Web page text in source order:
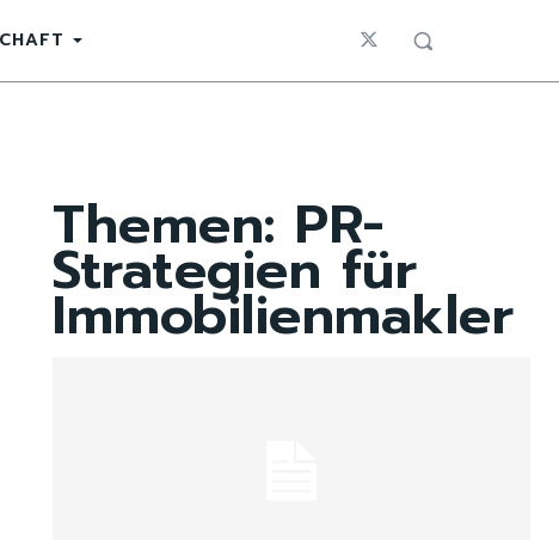
Themen: PR-
Strategien für
Immobilienmakler